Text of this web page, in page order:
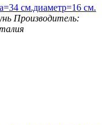
см.диаметр=16 см.
Производитель: